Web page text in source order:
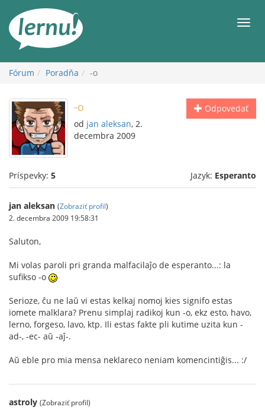
obsah
Fórum Poradňa -o
Odpovedať
-o
od jan aleksan, 2.
decembra 2009
Príspevky: 5 Jazyk: Esperanto
jan aleksan (Zobraziť profil)
2. decembra 2009 19:58:31
Saluton,
Mi volas paroli pri granda malfacilaĵo de esperanto...: la
sufikso -o
Serioze, ĉu ne laŭ vi estas kelkaj nomoj kies signifo estas
iomete malklara? Prenu simplaj radikoj kun -o, ekz esto, havo,
lerno, forgeso, lavo, ktp. Ili estas fakte pli kutime uzita kun -
ad-, -ec- aŭ -aĵ-.
Aŭ eble pro mia mensa neklareco neniam komencintiĝis... :/
astroly (Zobraziť profil)